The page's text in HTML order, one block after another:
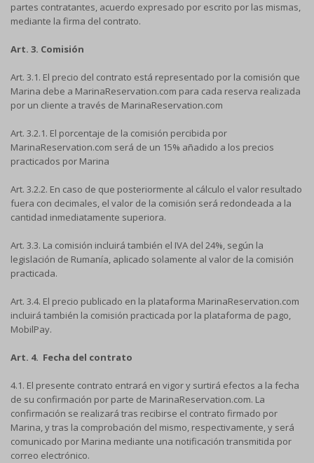
partes contratantes, acuerdo expresado por escrito por las mismas,
mediante la firma del contrato.
Art. 3. Comisión
Art. 3.1. El precio del contrato está representado por la comisión que
Marina debe a MarinaReservation.com para cada reserva realizada
por un cliente a través de MarinaReservation.com
Art. 3.2.1. El porcentaje de la comisión percibida por
MarinaReservation.com será de un 15% añadido a los precios
practicados por Marina
Art. 3.2.2. En caso de que posteriormente al cálculo el valor resultado
fuera con decimales, el valor de la comisión será redondeada a la
cantidad inmediatamente superiora.
Art. 3.3. La comisión incluirá también el IVA del 24%, según la
legislación de Rumanía, aplicado solamente al valor de la comisión
practicada.
Art. 3.4. El precio publicado en la plataforma MarinaReservation.com
incluirá también la comisión practicada por la plataforma de pago,
MobilPay.
Art. 4. Fecha del contrato
4.1. El presente contrato entrará en vigor y surtirá efectos a la fecha
de su confirmación por parte de MarinaReservation.com. La
confirmación se realizará tras recibirse el contrato firmado por
Marina, y tras la comprobación del mismo, respectivamente, y será
comunicado por Marina mediante una notificación transmitida por
correo electrónico.